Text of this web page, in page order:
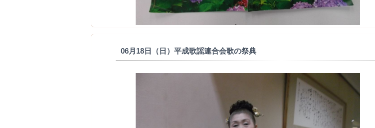
06月18日（日）平成歌謡連合会歌の祭典